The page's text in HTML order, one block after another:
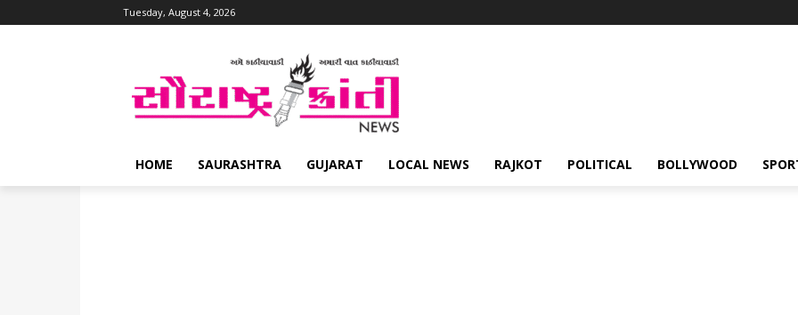
Tuesday, August 4, 2026
HOME SAURASHTRA GUJARAT LOCAL NEWS RAJKOT POLITICAL BOLLYWOOD